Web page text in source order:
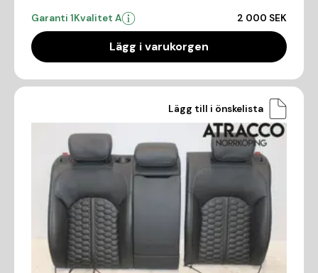
Garanti 1Kvalitet A 2 000 SEK
Lägg i varukorgen
Lägg till i önskelista